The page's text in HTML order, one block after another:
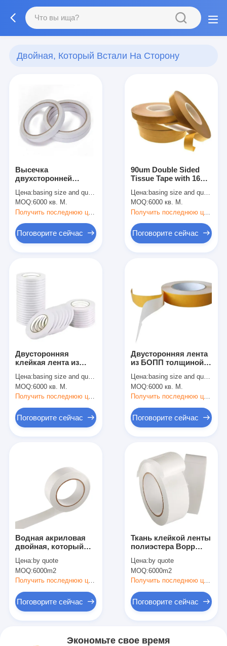
Двойная, Который Встали На Сторону
Высечка
двухсторонней
тканевой ленты
толщиной 80 мкм
для общего
склеивания
Цена: basing size and quantity
MOQ:6000 кв. М.
Получить последнюю цену
Поговорите сейчас
90um Double Sided
Tissue Tape with 16
Цена: basing size and quantity
MOQ:6000 кв. М.
Поговорите сейчас
Двусторонняя
клейкая лента из
водной основе с
бумажной
подложкой из белой
полиэтиленовым
покрытием
Цена: basing size and quantity
MOQ:6000 кв. М.
Получить последнюю цену
Поговорите сейчас
Двусторонняя лента
из БОПП толщиной
Н/25 мм и
прочностью на
разрыв 70 Н/25 мм
Цена: basing size and quantity
MOQ:6000 кв. М.
Поговорите сейчас
Водная акриловая
двойная, который
клейкая лента 80um-
120um
Цена: by quote
MOQ:6000m2
Получить последнюю цену
Поговорите сейчас
Ткань клейкой ленты
полиэстера Bopp
двойником, который
не сплетенная
Цена: by quote
MOQ:6000m2
Получить последнюю цену
Поговорите сейчас
Экономьте свое время